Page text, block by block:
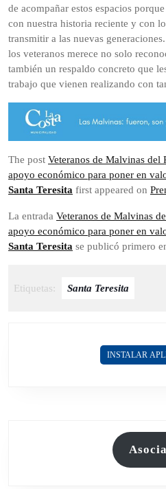
de acompañar estos espacios
con nuestra historia reciente y con
transmitir a las nuevas
los veteranos merece no solo
también un respaldo concreto que
trabajo que vienen realizando con
The post Veteranos de Malvinas del
apoyo económico para poner en
Santa Teresita first appeared on
La entrada Veteranos de Malvinas
apoyo económico para poner en
Santa Teresita se publicó primero
Etiquetas: Santa Teresita
INSTALAR